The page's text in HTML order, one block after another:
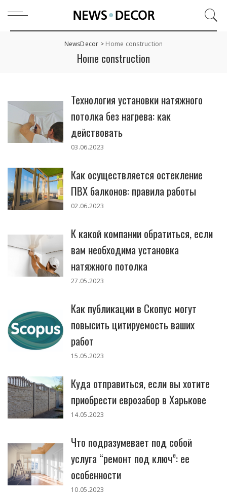
NewsDecor > Home construction
Home construction
Технология установки натяжного
потолка без нагрева: как
действовать
03.06.2023
Как осуществляется остекление
ПВХ балконов: правила работы
02.06.2023
К какой компании обратиться, если
вам необходима установка
натяжного потолка
27.05.2023
Как публикации в Скопус могут
повысить цитируемость ваших
работ
15.05.2023
Куда отправиться, если вы хотите
приобрести еврозабор в Харькове
14.05.2023
Что подразумевает под собой
услуга “ремонт под ключ”: ее
особенности
10.05.2023